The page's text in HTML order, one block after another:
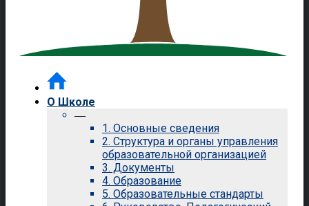
О Школе
—
1. Основные сведения
2. Структура и органы управления
образовательной организацией
3. Документы
4. Образование
5. Образовательные стандарты